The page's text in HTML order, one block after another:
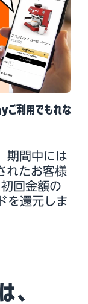
ご利用でもれな
期間中には
れたお客様
回金額の
を還元しま
、